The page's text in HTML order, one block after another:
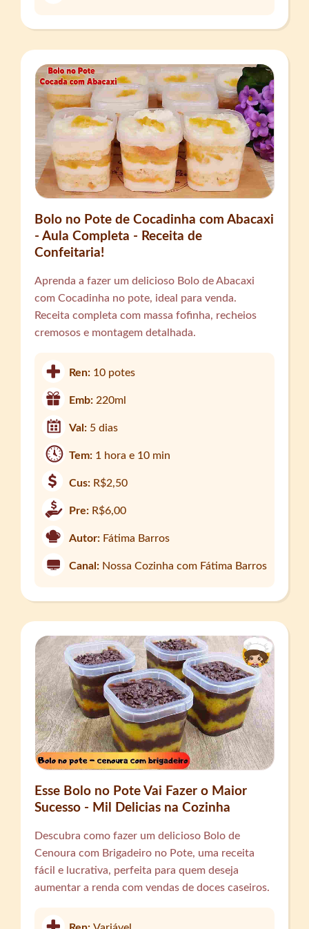
Bolo no Pote de Cocadinha com Abacaxi
- Aula Completa - Receita de
Confeitaria!
Aprenda a fazer um delicioso Bolo de Abacaxi
com Cocadinha no pote, ideal para venda.
Receita completa com massa fofinha, recheios
cremosos e montagem detalhada.
Ren: 10 potes
Emb: 220ml
Val: 5 dias
Tem: 1 hora e 10 min
Cus: R$2,50
Pre: R$6,00
Autor: Fátima Barros
Canal: Nossa Cozinha com Fátima Barros
Esse Bolo no Pote Vai Fazer o Maior
Sucesso - Mil Delicias na Cozinha
Descubra como fazer um delicioso Bolo de
Cenoura com Brigadeiro no Pote, uma receita
fácil e lucrativa, perfeita para quem deseja
aumentar a renda com vendas de doces caseiros.